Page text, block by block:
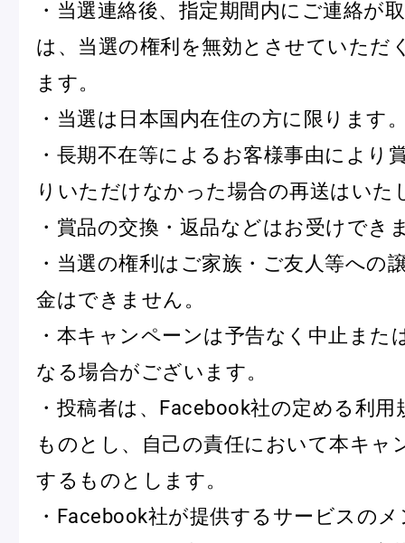
ガイド
ログイン
ショッピングバッグ
・当選連絡後、指定期間内にご連絡が
は、当選の権利を無効とさせていただ
ます。
・当選は日本国内在住の方に限ります
・長期不在等によるお客様事由により
りいただけなかった場合の再送はいた
・賞品の交換・返品などはお受けでき
・当選の権利はご家族・ご友人等への
金はできません。
・本キャンペーンは予告なく中止また
なる場合がございます。
・投稿者は、Facebook社の定める利
ものとし、自己の責任において本キャ
するものとします。
・Facebook社が提供するサービスの